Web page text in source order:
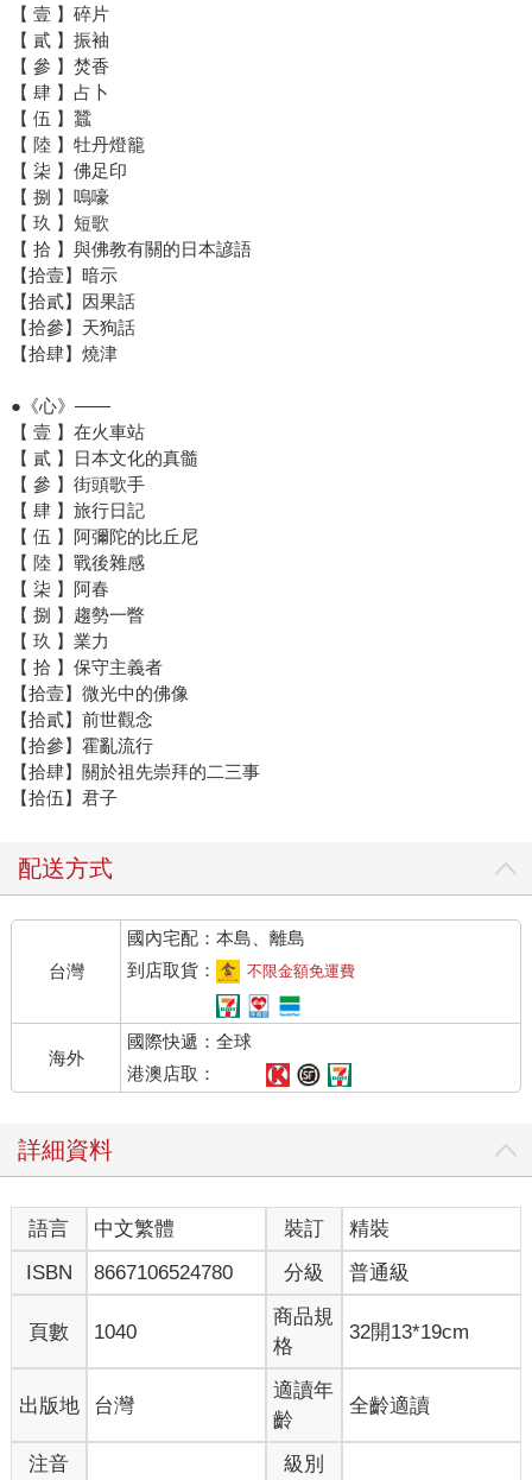
【 壹 】碎片
【 貳 】振袖
【 參 】焚香
【 肆 】占卜
【 伍 】蠶
【 陸 】牡丹燈籠
【 柒 】佛足印
【 捌 】嗚嚎
【 玖 】短歌
【 拾 】與佛教有關的日本諺語
【拾壹】暗示
【拾貳】因果話
【拾參】天狗話
【拾肆】燒津
●《心》——
【 壹 】在火車站
【 貳 】日本文化的真髓
【 參 】街頭歌手
【 肆 】旅行日記
【 伍 】阿彌陀的比丘尼
【 陸 】戰後雜感
【 柒 】阿春
【 捌 】趨勢一瞥
【 玖 】業力
【 拾 】保守主義者
【拾壹】微光中的佛像
【拾貳】前世觀念
【拾參】霍亂流行
【拾肆】關於祖先崇拜的二三事
【拾伍】君子
配送方式
台灣
國內宅配：本島、離島
到店取貨：
不限金額免運費
海外
國際快遞：全球
港澳店取：
詳細資料
語言 中文繁體 裝訂
精裝
ISBN
8667106524780 分級 普通級
頁數 1040
商品規
格
32開13*19cm
出版地 台灣
適讀年
齡
全齡適讀
注音 級別